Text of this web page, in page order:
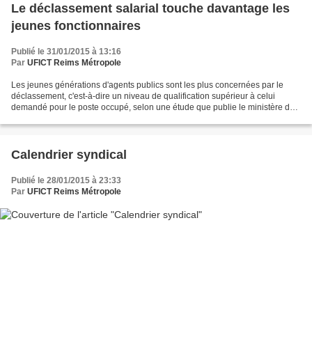
Le déclassement salarial touche davantage les
jeunes fonctionnaires
Publié le 31/01/2015 à 13:16
Par UFICT Reims Métropole
Les jeunes générations d'agents publics sont les plus concernées par le
déclassement, c'est-à-dire un niveau de qualification supérieur à celui
demandé pour le poste occupé, selon une étude que publie le ministère de
Calendrier syndical
Publié le 28/01/2015 à 23:33
Par UFICT Reims Métropole